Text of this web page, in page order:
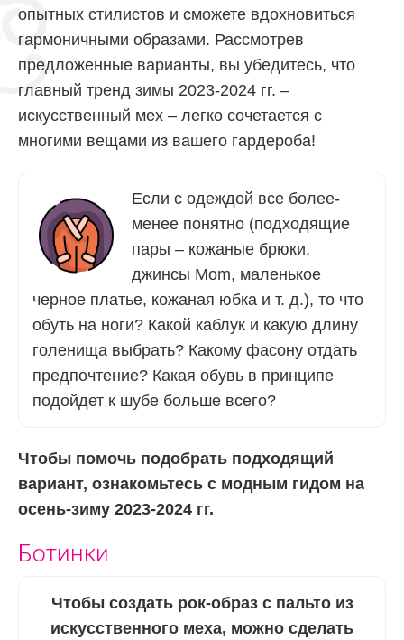
опытных стилистов и сможете вдохновиться
гармоничными образами. Рассмотрев
предложенные варианты, вы убедитесь, что
главный тренд зимы 2023-2024 гг. –
искусственный мех – легко сочетается с
многими вещами из вашего гардероба!
Если с одеждой все более-
менее понятно (подходящие
пары – кожаные брюки,
джинсы Mom, маленькое
черное платье, кожаная юбка и т. д.), то что
обуть на ноги? Какой каблук и какую длину
голенища выбрать? Какому фасону отдать
предпочтение? Какая обувь в принципе
подойдет к шубе больше всего?
Чтобы помочь подобрать подходящий
вариант, ознакомьтесь с модным гидом на
осень-зиму 2023-2024 гг.
Ботинки
Чтобы создать рок-образ с пальто из
искусственного меха, можно сделать